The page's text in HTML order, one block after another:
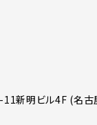
新明ビル4F (名古